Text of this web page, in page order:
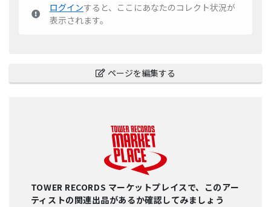
ログインすると、ここにあなたのコレクト状況が
表示されます。
ページを編集する
TOWER RECORDS マーケットプレイスで、このアー
ティストの関連出品があるか確認してみましょう